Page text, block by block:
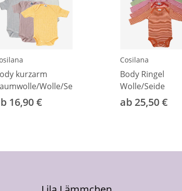
kurzarm
Wolle/Seide
16,90 €
Cosilana
Body Ringel
Wolle/Seide
ab 25,50 €